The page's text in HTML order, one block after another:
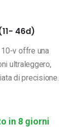
46d)
v offre una
ultraleggero,
di precisione.
in 8 giorni